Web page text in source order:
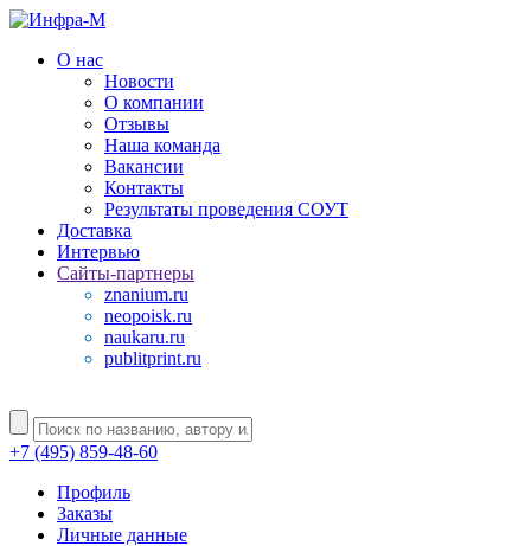
О нас
Новости
О компании
Отзывы
Наша команда
Вакансии
Контакты
Результаты проведения СОУТ
Доставка
Интервью
Сайты-партнеры
znanium.ru
neopoisk.ru
naukaru.ru
publitprint.ru
+7 (495) 859-48-60
Профиль
Заказы
Личные данные